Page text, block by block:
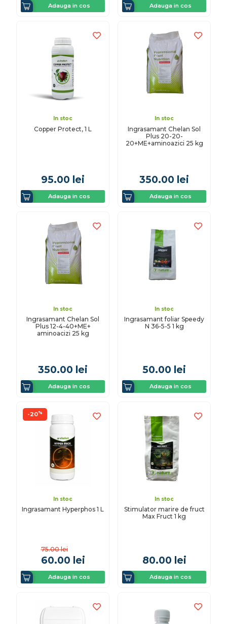
Adauga in cos Adauga in cos
In stoc
Copper Protect, 1 L
95.00 lei
Adauga in cos
In stoc
Ingrasamant Chelan Sol
Plus 20-20-
20+ME+aminoazici 25 kg
350.00 lei
Adauga in cos
In stoc
Ingrasamant Chelan Sol
Plus 12-4-40+ME+
aminoacizi 25 kg
350.00 lei
Adauga in cos
In stoc
Ingrasamant foliar Speedy
N 36-5-5 1 kg
50.00 lei
Adauga in cos
-20%
In stoc
Ingrasamant Hyperphos 1 L
75.00 lei
60.00 lei
Adauga in cos
In stoc
Stimulator marire de fruct
Max Fruct 1 kg
80.00 lei
Adauga in cos